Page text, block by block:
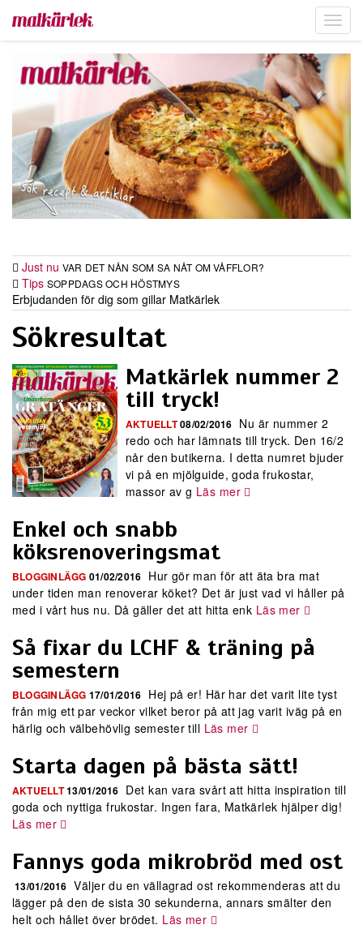
Just nu VAR DET NÅN SOM SA NÅT OM VÅFFLOR?
Tips SOPPDAGS OCH HÖSTMYS
Erbjudanden för dig som gillar Matkärlek
Sökresultat
Matkärlek nummer 2
till tryck!
AKTUELLT08/02/2016 Nu är nummer 2
redo och har lämnats till tryck. Den 16/2
når den butikerna. I detta numret bjuder
vi på en mjölguide, goda frukostar,
massor av g Läs mer
Enkel och snabb
köksrenoveringsmat
BLOGGINLÄGG 01/02/2016 Hur gör man för att äta bra mat
under tiden man renoverar köket? Det är just vad vi håller på
med i vårt hus nu. Då gäller det att hitta enk Läs mer
Så fixar du LCHF & träning på
semestern
BLOGGINLÄGG 17/01/2016 Hej på er! Här har det varit lite tyst
från mig ett par veckor vilket beror på att jag varit iväg på en
härlig och välbehövlig semester till Läs mer
Starta dagen på bästa sätt!
AKTUELLT13/01/2016 Det kan vara svårt att hitta inspiration till
goda och nyttiga frukostar. Ingen fara, Matkärlek hjälper dig!
Läs mer
Fannys goda mikrobröd med ost
13/01/2016 Väljer du en vällagrad ost rekommenderas att du
lägger på den de sista 30 sekunderna, annars smälter den
helt och hållet över brödet. Läs mer